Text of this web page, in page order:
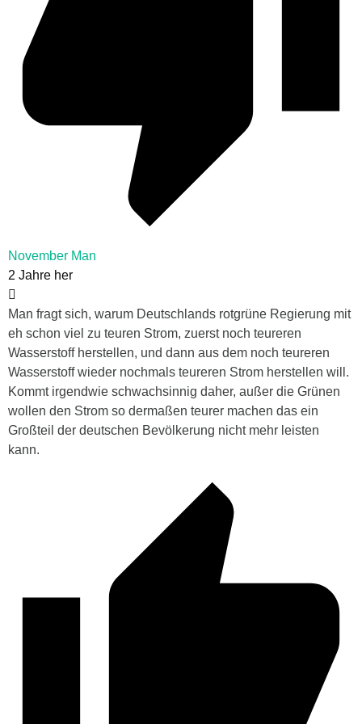
November Man
2 Jahre her
Man fragt sich, warum Deutschlands rotgrüne Regierung mit
eh schon viel zu teuren Strom, zuerst noch teureren
Wasserstoff herstellen, und dann aus dem noch teureren
Wasserstoff wieder nochmals teureren Strom herstellen will.
Kommt irgendwie schwachsinnig daher, außer die Grünen
wollen den Strom so dermaßen teurer machen das ein
Großteil der deutschen Bevölkerung nicht mehr leisten
kann.